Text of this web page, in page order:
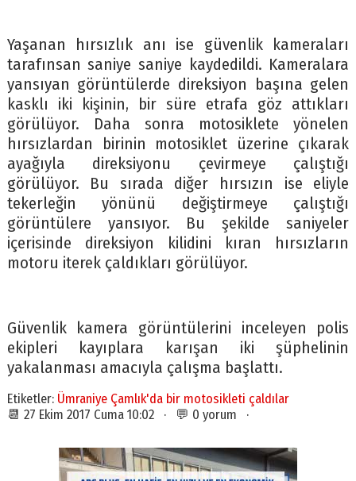
Yaşanan hırsızlık anı ise güvenlik kameraları
tarafınsan saniye saniye kaydedildi. Kameralara
yansıyan görüntülerde direksiyon başına gelen
kasklı iki kişinin, bir süre etrafa göz attıkları
görülüyor. Daha sonra motosiklete yönelen
hırsızlardan birinin motosiklet üzerine çıkarak
ayağıyla direksiyonu çevirmeye çalıştığı
görülüyor. Bu sırada diğer hırsızın ise eliyle
tekerleğin yönünü değiştirmeye çalıştığı
görüntülere yansıyor. Bu şekilde saniyeler
içerisinde direksiyon kilidini kıran hırsızların
motoru iterek çaldıkları görülüyor.
Güvenlik kamera görüntülerini inceleyen polis
ekipleri kayıplara karışan iki şüphelinin
yakalanması amacıyla çalışma başlattı.
Etiketler: Ümraniye Çamlık'da bir motosikleti çaldılar
📆 27 Ekim 2017 Cuma 10:02 · 💬 0 yorum ·